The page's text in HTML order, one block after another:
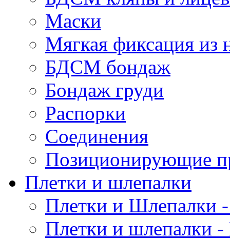
Маски
Мягкая фиксация из
БДСМ бондаж
Бондаж груди
Распорки
Соединения
Позиционирующие
Плетки и шлепалки
Плетки и Шлепалки
Плетки и шлепалки